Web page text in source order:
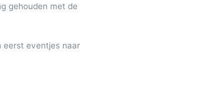
gehouden met de
eerst eventjes naar